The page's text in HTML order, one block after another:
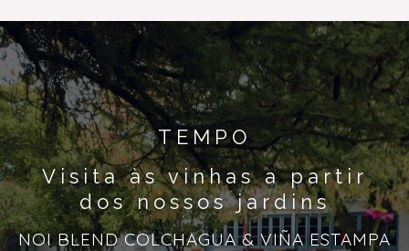
TEMPO
Visita às vinhas a partir
dos nossos jardins
NOI BLEND COLCHAGUA & VIÑA ESTAMPA